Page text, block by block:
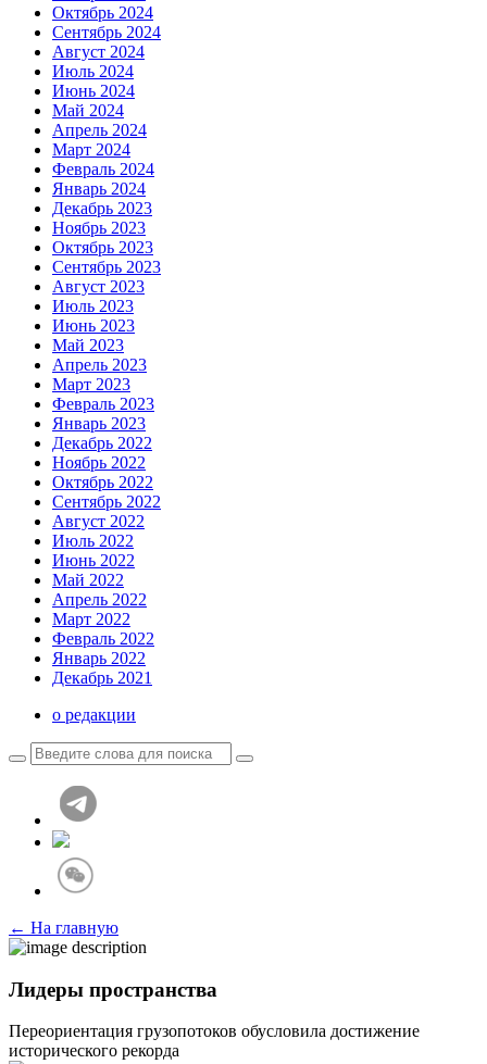
Октябрь 2024
Сентябрь 2024
Август 2024
Июль 2024
Июнь 2024
Май 2024
Апрель 2024
Март 2024
Февраль 2024
Январь 2024
Декабрь 2023
Ноябрь 2023
Октябрь 2023
Сентябрь 2023
Август 2023
Июль 2023
Июнь 2023
Май 2023
Апрель 2023
Март 2023
Февраль 2023
Январь 2023
Декабрь 2022
Ноябрь 2022
Октябрь 2022
Сентябрь 2022
Август 2022
Июль 2022
Июнь 2022
Май 2022
Апрель 2022
Март 2022
Февраль 2022
Январь 2022
Декабрь 2021
о редакции
← На главную
Лидеры пространства
Переориентация грузопотоков обусловила достижение
исторического рекорда